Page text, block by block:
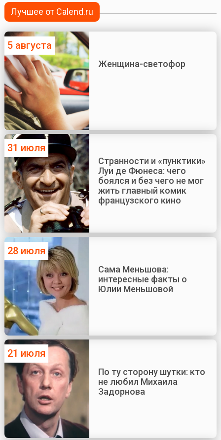
Лучшее от Calend.ru
5 августа
Женщина-светофор
31 июля
Странности и «пунктики»
Луи де Фюнеса: чего
боялся и без чего не мог
жить главный комик
французского кино
28 июля
Сама Меньшова:
интересные факты о
Юлии Меньшовой
21 июля
По ту сторону шутки: кто
не любил Михаила
Задорнова